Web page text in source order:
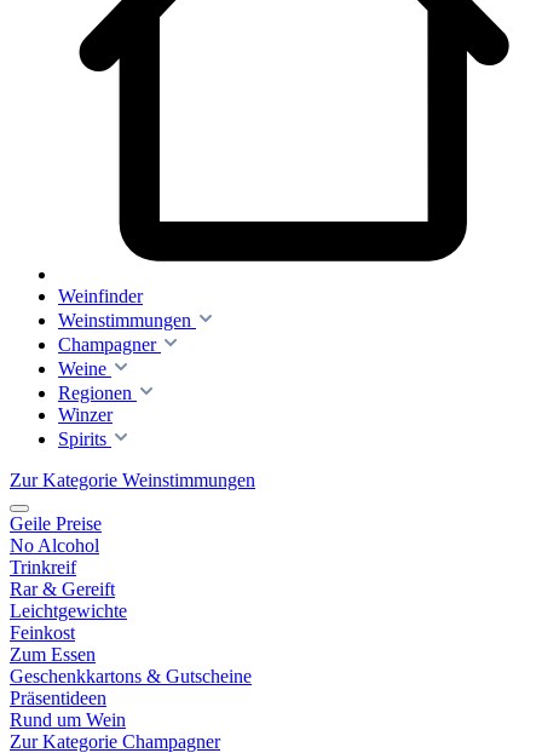
Weinfinder
Weinstimmungen
Champagner
Weine
Regionen
Winzer
Spirits
Zur Kategorie Weinstimmungen
Geile Preise
No Alcohol
Trinkreif
Rar & Gereift
Leichtgewichte
Feinkost
Zum Essen
Geschenkkartons & Gutscheine
Präsentideen
Rund um Wein
Zur Kategorie Champagner